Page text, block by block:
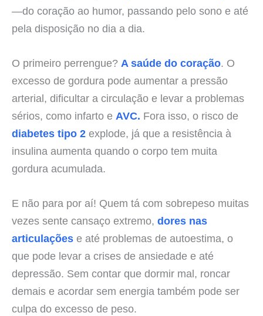
—do coração ao humor, passando pelo sono e até
pela disposição no dia a dia.
O primeiro perrengue? A saúde do coração. O
excesso de gordura pode aumentar a pressão
arterial, dificultar a circulação e levar a problemas
sérios, como infarto e AVC. Fora isso, o risco de
diabetes tipo 2 explode, já que a resistência à
insulina aumenta quando o corpo tem muita
gordura acumulada.
E não para por aí! Quem tá com sobrepeso muitas
vezes sente cansaço extremo, dores nas
articulações e até problemas de autoestima, o
que pode levar a crises de ansiedade e até
depressão. Sem contar que dormir mal, roncar
demais e acordar sem energia também pode ser
culpa do excesso de peso.